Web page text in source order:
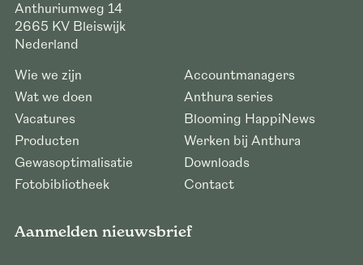
Anthuriumweg 14
2665 KV Bleiswijk
Nederland
Wie we zijn
Wat we doen
Vacatures
Producten
Gewasoptimalisatie
Fotobibliotheek
Accountmanagers
Anthura series
Blooming HappiNews
Werken bij Anthura
Downloads
Contact
Aanmelden nieuwsbrief